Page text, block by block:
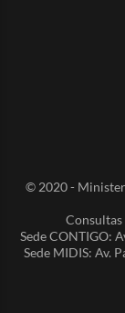
© 2020 -
Consultas
Sede CONTIGO:
Sede MIDIS: Av.